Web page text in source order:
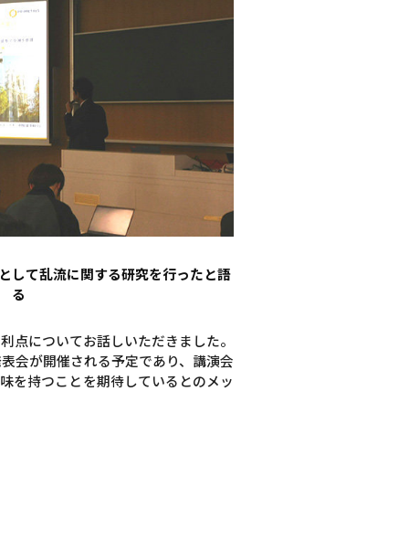
して乱流に関する研究を行ったと語
る
点についてお話しいただきました。
会が開催される予定であり、講演会
を持つことを期待しているとのメッ